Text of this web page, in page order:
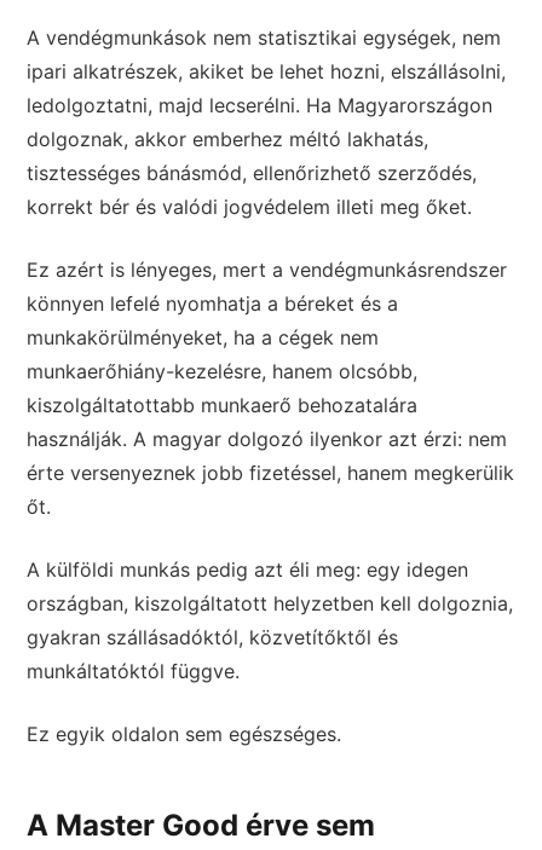
A vendégmunkások nem statisztikai egységek, nem
ipari alkatrészek, akiket be lehet hozni, elszállásolni,
ledolgoztatni, majd lecserélni. Ha Magyarországon
dolgoznak, akkor emberhez méltó lakhatás,
tisztességes bánásmód, ellenőrizhető szerződés,
korrekt bér és valódi jogvédelem illeti meg őket.
Ez azért is lényeges, mert a vendégmunkásrendszer
könnyen lefelé nyomhatja a béreket és a
munkakörülményeket, ha a cégek nem
munkaerőhiány-kezelésre, hanem olcsóbb,
kiszolgáltatottabb munkaerő behozatalára
használják. A magyar dolgozó ilyenkor azt érzi: nem
érte versenyeznek jobb fizetéssel, hanem megkerülik
őt.
A külföldi munkás pedig azt éli meg: egy idegen
országban, kiszolgáltatott helyzetben kell dolgoznia,
gyakran szállásadóktól, közvetítőktől és
munkáltatóktól függve.
Ez egyik oldalon sem egészséges.
A Master Good érve sem